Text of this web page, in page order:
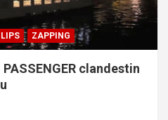
ZAPPING
PASSENGER clandestin